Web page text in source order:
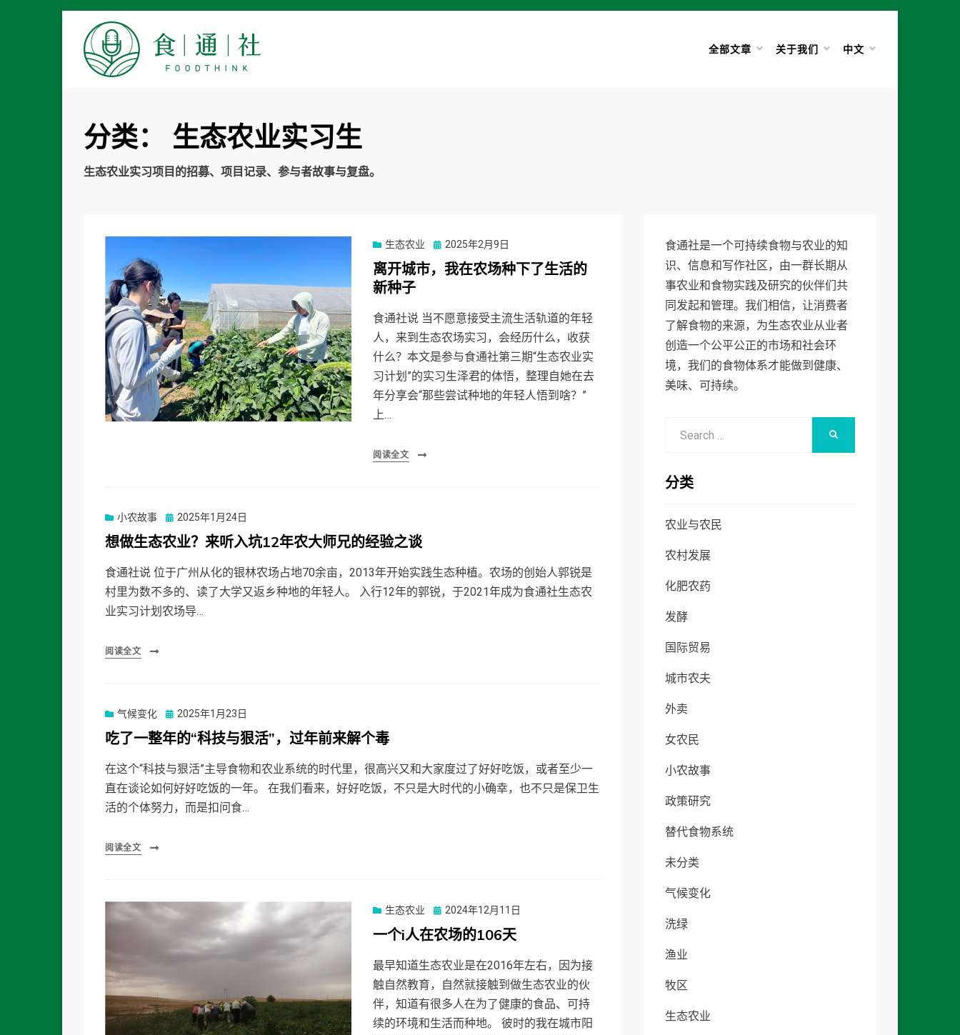
全部文章 关于我们 中文
分类： 生态农业实习生
生态农业实习项目的招募、项目记录、参与者故事与复盘。
生态农业
Posted
2025年2月9日
离开城市，我在农场种下了生活的
新种子
食通社说 当不愿意接受主流生活轨道的年轻
人，来到生态农场实习，会经历什么，收获
什么？本文是参与食通社第三期“生态农业实
习计划”的实习生泽君的体悟，整理自她在去
年分享会“那些尝试种地的年轻人悟到啥？”
上…
阅读全文
小农故事
Posted
on
2025年1月24日
想做生态农业？来听入坑12年农大师兄的经验之谈
食通社说 位于广州从化的银林农场占地70余亩，2013年开始实践生态种植。农场的创始人郭锐是
村里为数不多的、读了大学又返乡种地的年轻人。 入行12年的郭锐，于2021年成为食通社生态农
业实习计划农场导…
阅读全文
气候变化
Posted
on
2025年1月23日
吃了一整年的“科技与狠活”，过年前来解个毒
在这个“科技与狠活”主导食物和农业系统的时代里，很高兴又和大家度过了好好吃饭，或者至少一
直在谈论如何好好吃饭的一年。 在我们看来，好好吃饭，不只是大时代的小确幸，也不只是保卫生
活的个体努力，而是扣问食…
阅读全文
生态农业
Posted
on
2024年12月11日
一个i人在农场的106天
最早知道生态农业是在2016年左右，因为接
触自然教育，自然就接触到做生态农业的伙
伴，知道有很多人在为了健康的食品、可持
续的环境和生活而种地。 彼时的我在城市阳
食通社是一个可持续食物与农业的知
识、信息和写作社区，由一群长期从
事农业和食物实践及研究的伙伴们共
同发起和管理。我们相信，让消费者
了解食物的来源，为生态农业从业者
创造一个公平公正的市场和社会环
境，我们的食物体系才能做到健康、
美味、可持续。
分类
农业与农民
农村发展
化肥农药
发酵
国际贸易
城市农夫
外卖
女农民
小农故事
政策研究
替代食物系统
未分类
气候变化
洗绿
渔业
牧区
生态农业